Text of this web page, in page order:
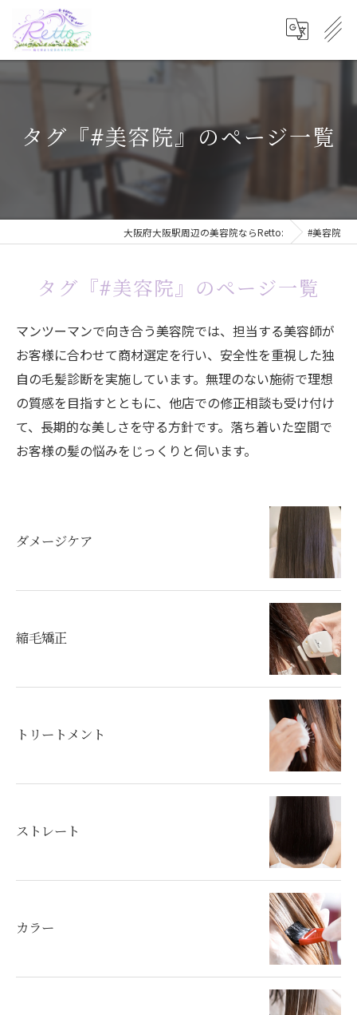
タグ『#美容院』のページ一覧
大阪府大阪駅周辺の美容院ならRetto: #美容院
タグ『#美容院』のページ一覧
マンツーマンで向き合う美容院では、担当する美容師が
お客様に合わせて商材選定を行い、安全性を重視した独
自の毛髪診断を実施しています。無理のない施術で理想
の質感を目指すとともに、他店での修正相談も受け付け
て、長期的な美しさを守る方針です。落ち着いた空間で
お客様の髪の悩みをじっくりと伺います。
ダメージケア
縮毛矯正
トリートメント
ストレート
カラー